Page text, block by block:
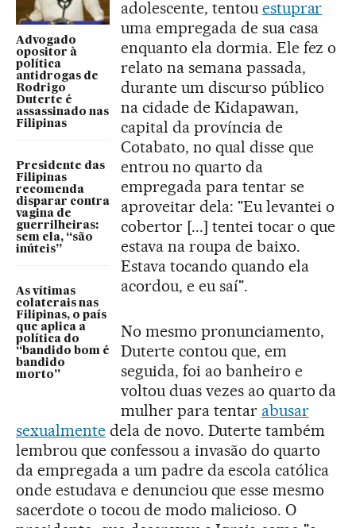
Advogado
opositor à
política
antidrogas de
Rodrigo
Duterte é
assassinado nas
Filipinas
Presidente das
Filipinas
recomenda
disparar contra
vagina de
guerrilheiras:
sem ela, “são
inúteis”
As vítimas
colaterais nas
Filipinas, o país
que aplica a
política do
“bandido bom é
bandido
morto”
adolescente, tentou estuprar
uma empregada de sua casa
enquanto ela dormia. Ele fez o
relato na semana passada,
durante um discurso público
na cidade de Kidapawan,
capital da província de
Cotabato, no qual disse que
entrou no quarto da
empregada para tentar se
aproveitar dela: "Eu levantei o
cobertor [...] tentei tocar o que
estava na roupa de baixo.
Estava tocando quando ela
acordou, e eu saí".
No mesmo pronunciamento,
Duterte contou que, em
seguida, foi ao banheiro e
voltou duas vezes ao quarto da
mulher para tentar abusar
sexualmentedela de novo. Duterte também
lembrou que confessou a invasão do quarto
da empregada a um padre da escola católica
onde estudava e denunciou que esse mesmo
sacerdote o tocou de modo malicioso. O